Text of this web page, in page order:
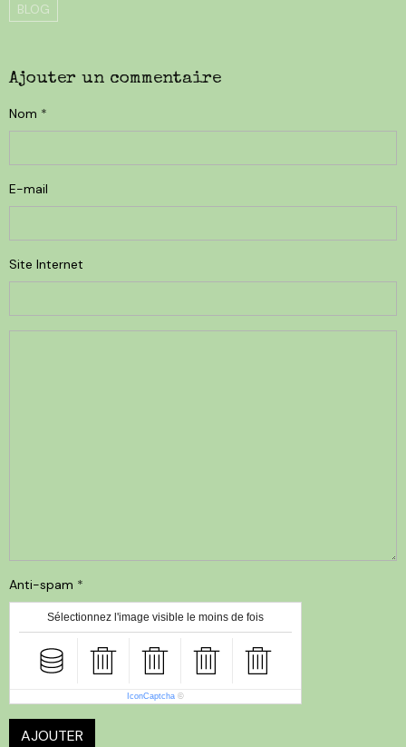
BLOG
Ajouter un commentaire
Nom
E-mail
Site Internet
Anti-spam
Sélectionnez l'image visible le moins de fois
IconCaptcha ©
AJOUTER